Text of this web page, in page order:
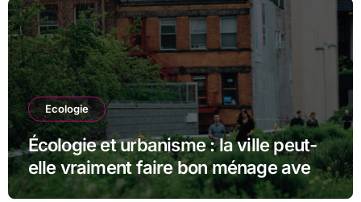
Ecologie
Écologie et urbanisme : la ville peut-
elle vraiment faire bon ménage avec
la nature ?